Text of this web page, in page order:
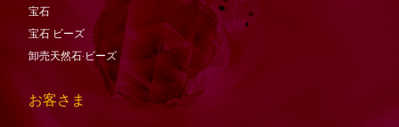
宝石
宝石 ビーズ
卸売天然石·ビーズ
お客さま